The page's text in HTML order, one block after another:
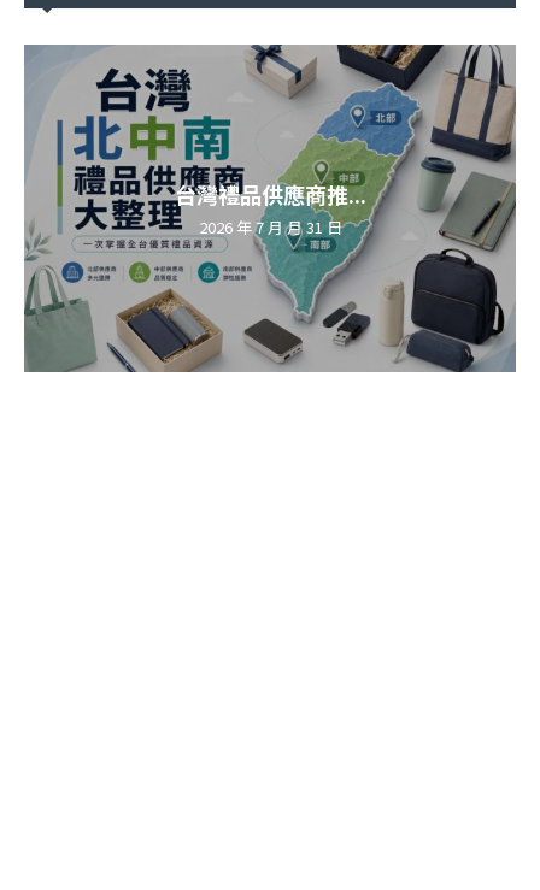
台灣禮品供應商推...
2026 年 7 月 月 31 日